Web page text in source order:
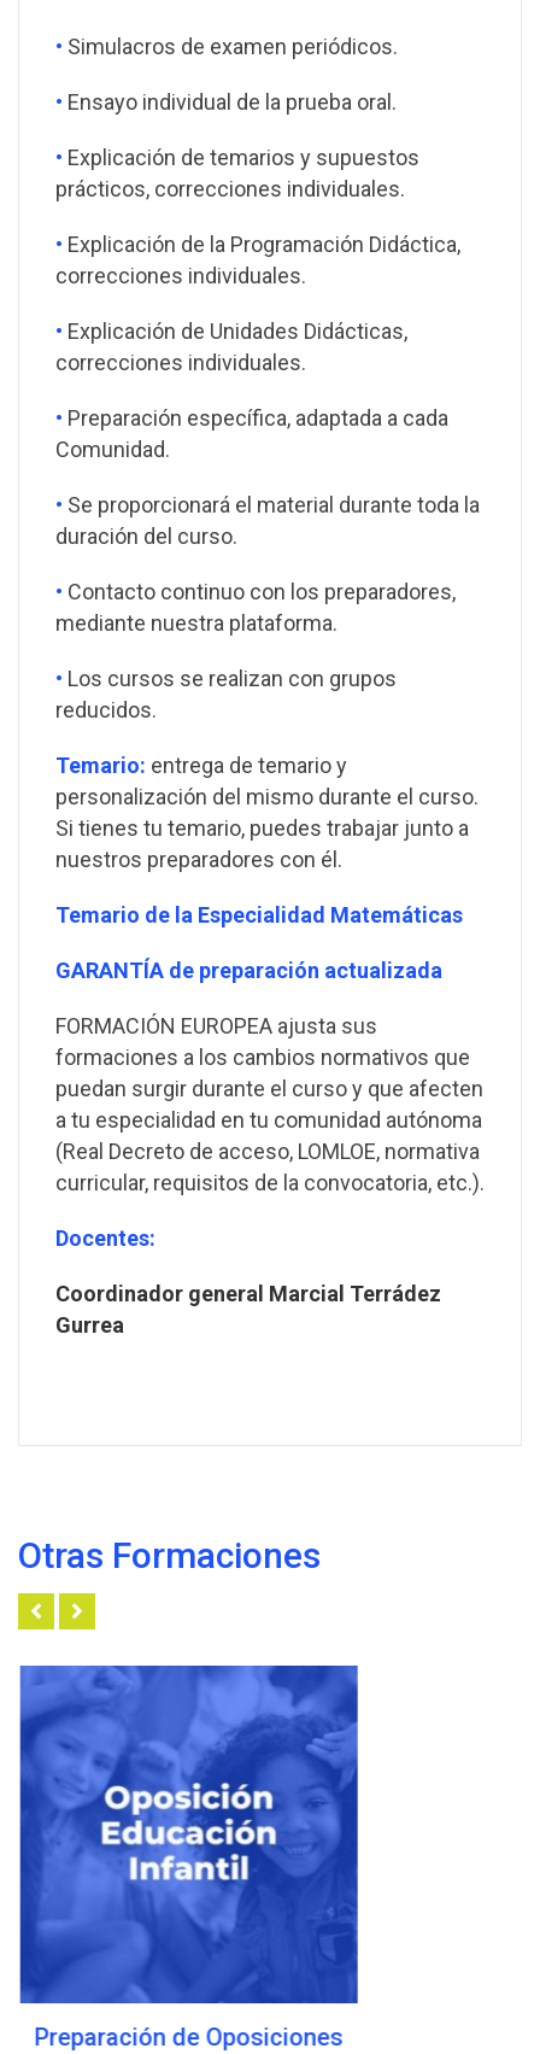
• Simulacros de examen periódicos.
• Ensayo individual de la prueba oral.
• Explicación de temarios y supuestos
prácticos, correcciones individuales.
• Explicación de la Programación Didáctica,
correcciones individuales.
• Explicación de Unidades Didácticas,
correcciones individuales.
• Preparación específica, adaptada a cada
Comunidad.
• Se proporcionará el material durante toda la
duración del curso.
• Contacto continuo con los preparadores,
mediante nuestra plataforma.
• Los cursos se realizan con grupos
reducidos.
Temario: entrega de temario y
personalización del mismo durante el curso.
Si tienes tu temario, puedes trabajar junto a
nuestros preparadores con él.
Temario de la Especialidad Matemáticas
GARANTÍA de preparación actualizada
FORMACIÓN EUROPEA ajusta sus
formaciones a los cambios normativos que
puedan surgir durante el curso y que afecten
a tu especialidad en tu comunidad autónoma
(Real Decreto de acceso, LOMLOE, normativa
curricular, requisitos de la convocatoria, etc.).
Docentes:
Coordinador general Marcial Terrádez
Gurrea
Otras Formaciones
Preparación de Oposiciones